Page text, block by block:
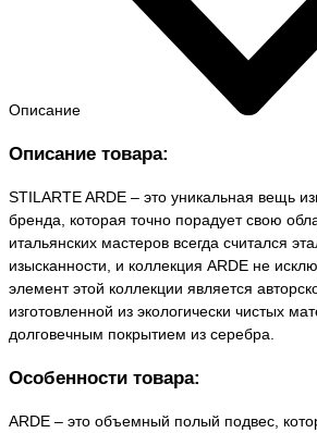
Описание
Описание товара:
STILARTE ARDE – это уникальная вещь
бренда, которая точно порадует свою
итальянских мастеров всегда считался
изысканности, и коллекция ARDE не
элемент этой коллекции является
изготовленной из экологически чистых
долговечным покрытием из серебра.
Особенности товара:
ARDE – это объемный полый подвес,